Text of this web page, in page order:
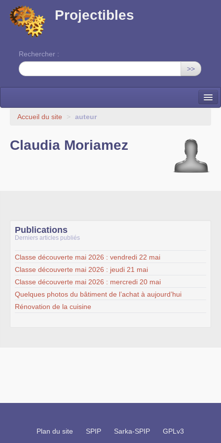
Projectibles
Rechercher :
>>
La ruche
Accueil du site > auteur
Claudia Moriamez
Publications
Derniers articles publiés
Classe découverte mai 2026 : vendredi 22 mai
Classe découverte mai 2026 : jeudi 21 mai
Classe découverte mai 2026 : mercredi 20 mai
Quelques photos du bâtiment de l’achat à aujourd’hui
Rénovation de la cuisine
Plan du site SPIP Sarka-SPIP GPLv3